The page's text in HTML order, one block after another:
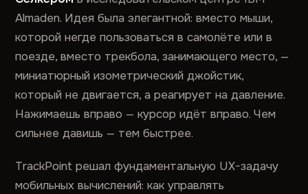
Almaden. Идея была элегантной: вместо мыши,
которой негде пользоваться в самолёте или в
поезде, вместо трекбола, занимающего место, —
миниатюрный изометрический джойстик,
который не двигается, а реагирует на давление.
Нажимаешь вправо — курсор идёт вправо. Чем
сильнее давишь — тем быстрее.
TrackPoint решал фундаментальную UX-задачу
мобильных вычислений: как управлять